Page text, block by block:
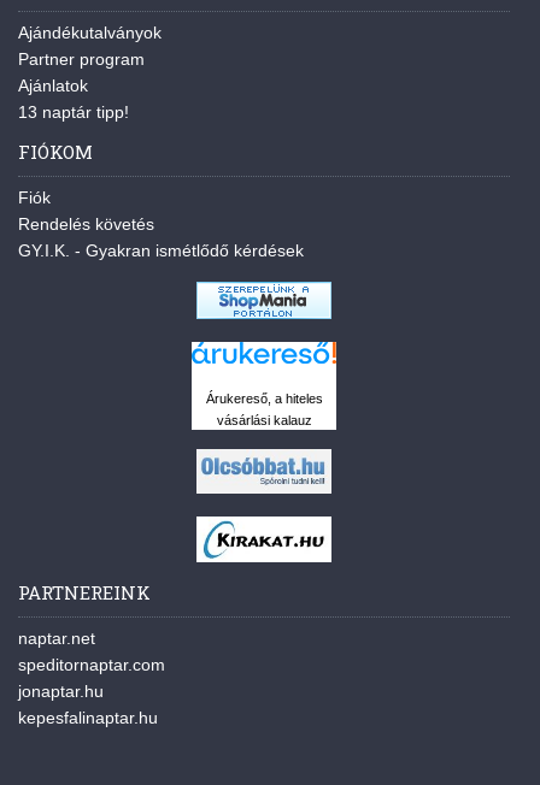
Ajándékutalványok
Partner program
Ajánlatok
13 naptár tipp!
FIÓKOM
Fiók
Rendelés követés
GY.I.K. - Gyakran ismétlődő kérdések
Árukereső, a hiteles
vásárlási kalauz
PARTNEREINK
naptar.net
speditornaptar.com
jonaptar.hu
kepesfalinaptar.hu